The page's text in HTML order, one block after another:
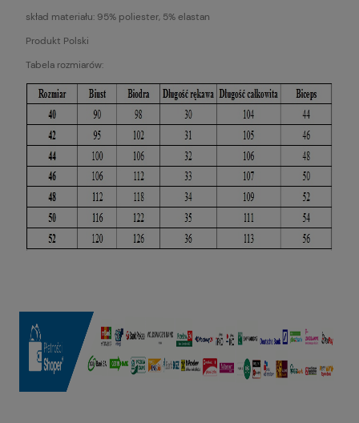
skład materiału: 95% poliester, 5% elastan
Produkt Polski
Tabela rozmiarów: